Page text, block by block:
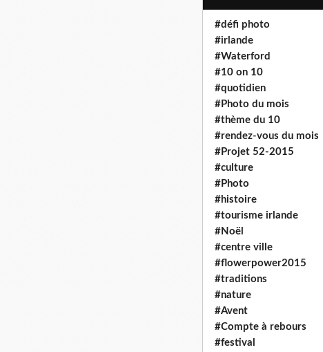
#défi photo
#irlande
#Waterford
#10 on 10
#quotidien
#Photo du mois
#thème du 10
#rendez-vous du mois
#Projet 52-2015
#culture
#Photo
#histoire
#tourisme irlande
#Noël
#centre ville
#flowerpower2015
#traditions
#nature
#Avent
#Compte à rebours
#festival